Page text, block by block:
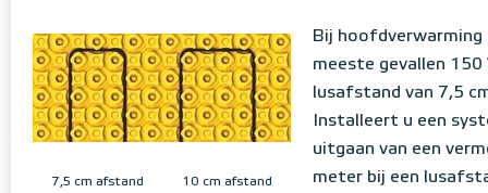
7,5 cm afstand 10 cm afstand
Bij
meeste gevallen
lusafstand van 7,5
Installeert u een
uitgaan van een
meter bij een